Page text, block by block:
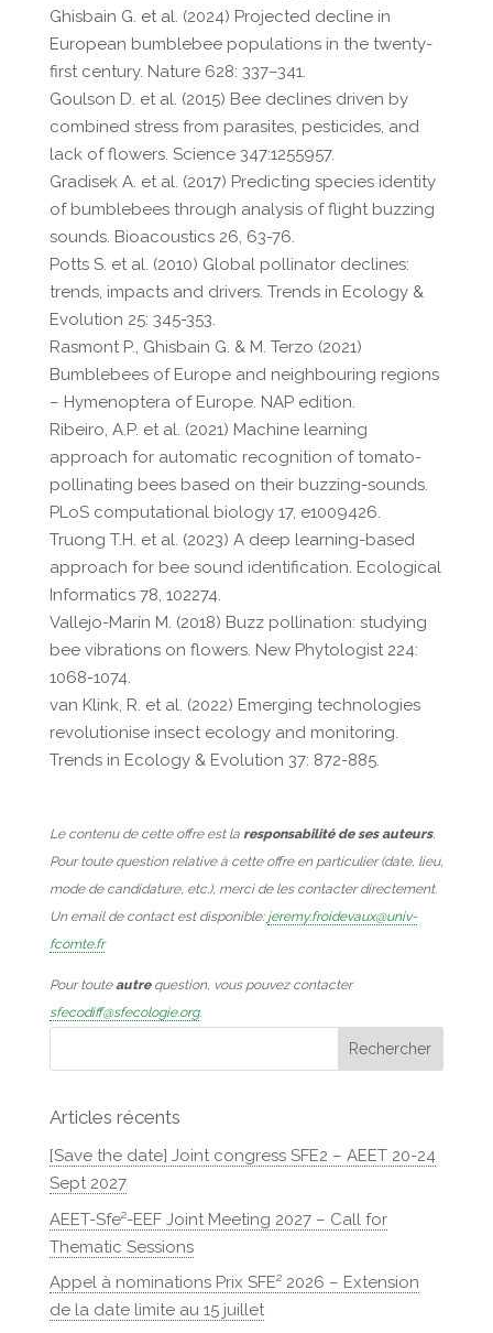
Ghisbain G. et al. (2024) Projected decline in
European bumblebee populations in the twenty-
first century. Nature 628: 337–341.
Goulson D. et al. (2015) Bee declines driven by
combined stress from parasites, pesticides, and
lack of flowers. Science 347:1255957.
Gradisek A. et al. (2017) Predicting species identity
of bumblebees through analysis of flight buzzing
sounds. Bioacoustics 26, 63-76.
Potts S. et al. (2010) Global pollinator declines:
trends, impacts and drivers. Trends in Ecology &
Evolution 25: 345-353.
Rasmont P., Ghisbain G. & M. Terzo (2021)
Bumblebees of Europe and neighbouring regions
– Hymenoptera of Europe. NAP edition.
Ribeiro, A.P. et al. (2021) Machine learning
approach for automatic recognition of tomato-
pollinating bees based on their buzzing-sounds.
PLoS computational biology 17, e1009426.
Truong T.H. et al. (2023) A deep learning-based
approach for bee sound identification. Ecological
Informatics 78, 102274.
Vallejo-Marín M. (2018) Buzz pollination: studying
bee vibrations on flowers. New Phytologist 224:
1068-1074.
van Klink, R. et al. (2022) Emerging technologies
revolutionise insect ecology and monitoring.
Trends in Ecology & Evolution 37: 872-885.
Le contenu de cette offre est la responsabilité de ses auteurs.
Pour toute question relative à cette offre en particulier (date, lieu,
mode de candidature, etc.), merci de les contacter directement.
Un email de contact est disponible: jeremy.froidevaux@univ-
fcomte.fr
Pour touteautrequestion, vous pouvez contacter
sfecodiff@sfecologie.org.
Articles récents
[Save the date] Joint congress SFE2 – AEET 20-24
Sept 2027
AEET-Sfe²-EEF Joint Meeting 2027 – Call for
Thematic Sessions
Appel à nominations Prix SFE² 2026 – Extension
de la date limite au 15 juillet